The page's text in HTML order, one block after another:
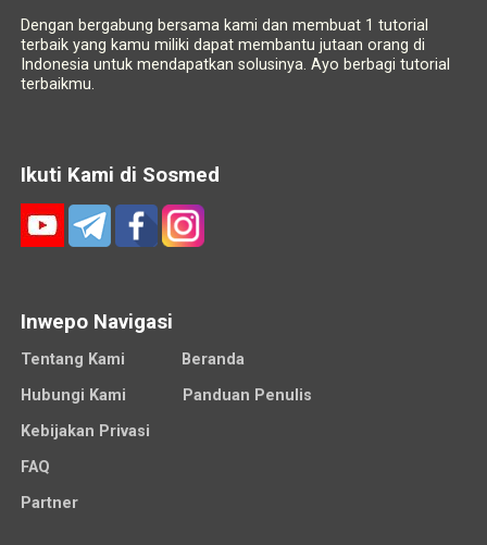
Dengan bergabung bersama kami dan membuat 1 tutorial
terbaik yang kamu miliki dapat membantu jutaan orang di
Indonesia untuk mendapatkan solusinya. Ayo berbagi tutorial
terbaikmu.
Ikuti Kami di Sosmed
Inwepo Navigasi
Tentang Kami
Beranda
Hubungi Kami
Panduan Penulis
Kebijakan Privasi
FAQ
Partner